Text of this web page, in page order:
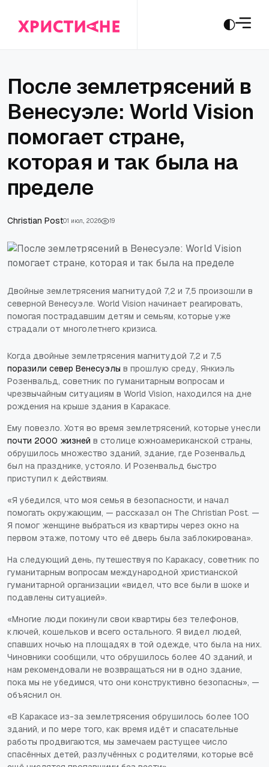
После землетрясений в
Венесуэле: World Vision
помогает стране,
которая и так была на
пределе
Сhristian Post01 июл., 2026 19
Двойные землетрясения магнитудой 7,2 и 7,5 произошли в
северной Венесуэле. World Vision начинает реагировать,
помогая пострадавшим детям и семьям, которые уже
страдали от многолетнего кризиса.
Когда двойные землетрясения магнитудой 7,2 и 7,5
поразили север Венесуэлы в прошлую среду, Янкиэль
Розенвальд, советник по гуманитарным вопросам и
чрезвычайным ситуациям в World Vision, находился на дне
рождения на крыше здания в Каракасе.
Ему повезло. Хотя во время землетрясений, которые унесли
почти 2000 жизней в столице южноамериканской страны,
обрушилось множество зданий, здание, где Розенвальд
был на празднике, устояло. И Розенвальд быстро
приступил к действиям.
«Я убедился, что моя семья в безопасности, и начал
помогать окружающим, — рассказал он The Christian Post. —
Я помог женщине выбраться из квартиры через окно на
первом этаже, потому что её дверь была заблокирована».
На следующий день, путешествуя по Каракасу, советник по
гуманитарным вопросам международной христианской
гуманитарной организации «видел, что все были в шоке и
подавлены ситуацией».
«Многие люди покинули свои квартиры без телефонов,
ключей, кошельков и всего остального. Я видел людей,
спавших ночью на площадях в той одежде, что была на них.
Чиновники сообщили, что обрушилось более 40 зданий, и
нам рекомендовали не возвращаться ни в одно здание,
пока мы не убедимся, что они конструктивно безопасны», —
объяснил он.
«В Каракасе из-за землетрясения обрушилось более 100
зданий, и по мере того, как время идёт и спасательные
работы продвигаются, мы замечаем растущее число
спасённых детей, разлучённых с родителями, которые всё